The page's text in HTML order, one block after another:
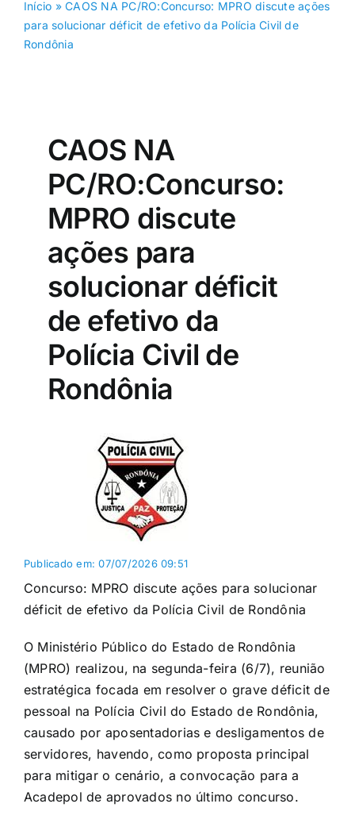
Início »CAOS NA PC/RO:Concurso: MPRO discute ações
para solucionar déficit de efetivo da Polícia Civil de
Rondônia
CAOS NA
PC/RO:Concurso:
MPRO discute
ações para
solucionar déficit
de efetivo da
Polícia Civil de
Rondônia
Publicado em: 07/07/2026 09:51
Concurso: MPRO discute ações para solucionar
déficit de efetivo da Polícia Civil de Rondônia
O Ministério Público do Estado de Rondônia
(MPRO) realizou, na segunda-feira (6/7), reunião
estratégica focada em resolver o grave déficit de
pessoal na Polícia Civil do Estado de Rondônia,
causado por aposentadorias e desligamentos de
servidores, havendo, como proposta principal
para mitigar o cenário, a convocação para a
Acadepol de aprovados no último concurso.